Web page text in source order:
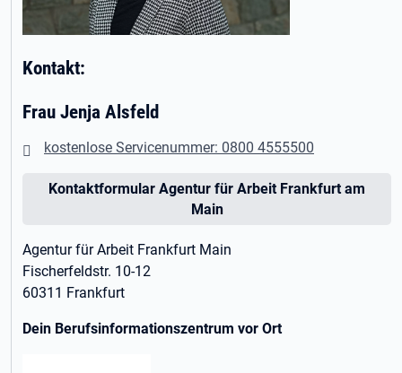
Kontakt:
Frau Jenja Alsfeld
kostenlose Servicenummer: 0800 4555500
Kontaktformular Agentur für Arbeit Frankfurt am
Main
Agentur für Arbeit Frankfurt Main
Fischerfeldstr. 10-12
60311 Frankfurt
Dein Berufsinformationszentrum vor Ort